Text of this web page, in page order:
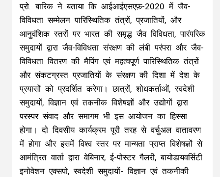
प्रो. बारिक ने बताया कि आईआईएसएफ़-2020 में जैव-
विविधता सम्मेलन पारिस्थितिक तंत्रों, प्रजातियों, और
आनुवंशिक स्तरों पर भारत की समृद्ध जैव विविधता, पारंपरिक
समुदायों द्वारा जैव-विविधता संरक्षण की लंबी परंपरा और जैव-
विविधता वितरण की मैपिंग एवं महत्वपूर्ण पारिस्थितिक तंत्रों
और संकटग्रस्त प्रजातियों के संरक्षण की दिशा में देश के
प्रयासों को प्रदर्शित करेगा। छात्रों, शोधकर्ताओं, स्वदेशी
समुदायों, विज्ञान एवं तकनीक विशेषज्ञों और उद्योगों द्वारा
परस्पर संवाद और समागम भी इस आयोजन का हिस्सा
होगा। दो दिवसीय कार्यक्रम पूरी तरह से वर्चुअल वातावरण
में होगा और इसमें विश्व स्तर पर मान्यता प्राप्त विशेषज्ञों से
आमंत्रित वार्ता द्वारा वेबिनार, ई-पोस्टर गैलरी, बायोडायवर्सिटी
इनोवेशन एक्सपो, स्वदेशी समुदायों- विज्ञान एवं तकनीकी